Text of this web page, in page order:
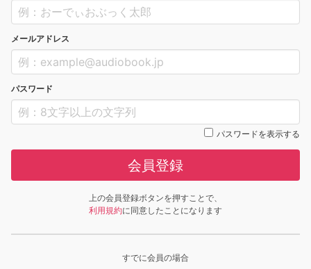
メールアドレス
パスワード
パスワードを表示する
会員登録
上の会員登録ボタンを押すことで、
利用規約に同意したことになります
すでに会員の場合